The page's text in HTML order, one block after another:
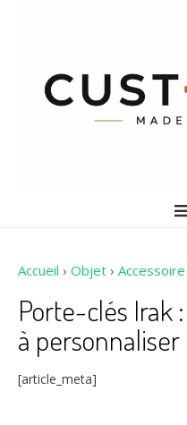
Accueil › Objet › Accessoire
Porte-clés Irak
à personnaliser
[article_meta]